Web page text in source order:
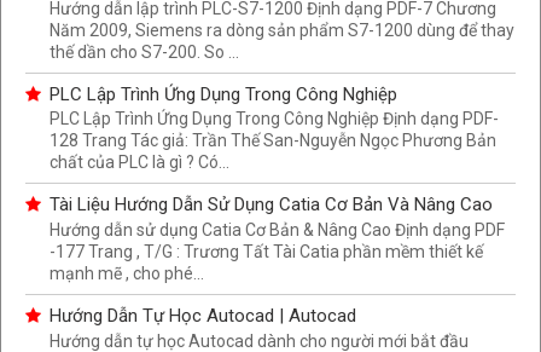
Hướng dẫn lập trình PLC-S7-1200 Định dạng PDF-7 Chương
Năm 2009, Siemens ra dòng sản phẩm S7-1200 dùng để thay
thế dần cho S7-200. So ...
PLC Lập Trình Ứng Dụng Trong Công Nghiệp
PLC Lập Trình Ứng Dụng Trong Công Nghiệp Định dạng PDF-
128 Trang Tác giả: Trần Thế San-Nguyễn Ngọc Phương Bản
chất của PLC là gì ? Có...
Tài Liệu Hướng Dẫn Sử Dụng Catia Cơ Bản Và Nâng Cao
Hướng dẫn sử dụng Catia Cơ Bản & Nâng Cao Định dạng PDF
-177 Trang , T/G : Trương Tất Tài Catia phần mềm thiết kế
mạnh mẽ , cho phé...
Hướng Dẫn Tự Học Autocad | Autocad
Hướng dẫn tự học Autocad dành cho người mới bắt đầu